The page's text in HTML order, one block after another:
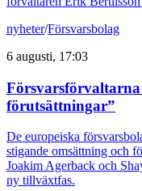
nyheter/Försvarsbolag
6 augusti, 17:03
förutsättningar”
De europeiska
stigande omsättning och
Joakim Agerback och
ny tillväxtfas.